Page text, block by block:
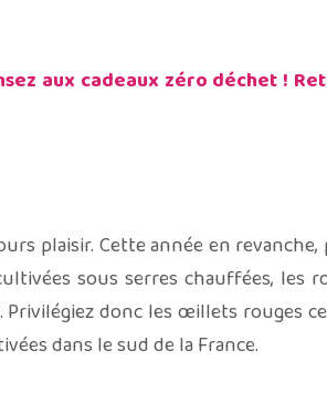
aux cadeaux zéro déchet !
plaisir. Cette année en revanche,
sous serres chauffées, les
Privilégiez donc les œillets rouges
dans le sud de la France.